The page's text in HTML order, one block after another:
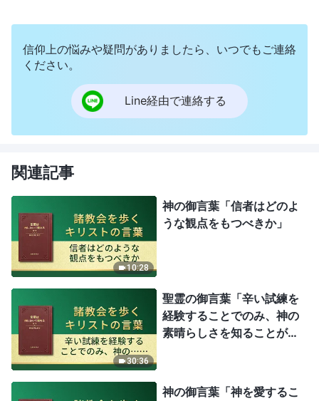
信仰上の悩みや疑問がありましたら、いつでもご連絡
ください。
Line経由で連絡する
関連記事
10:28
神の御言葉「信者はどのよ
うな観点をもつべきか」
30:36
聖霊の御言葉「辛い試練を
経験することでのみ、神の
素晴らしさを知ることがで
神の御言葉「神を愛するこ